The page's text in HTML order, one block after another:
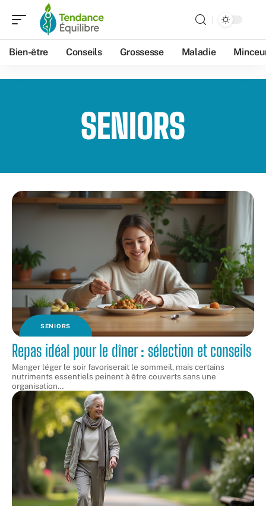
Bien-être Conseils Grossesse Maladie
SENIORS
SENIORS
Repas idéal pour le dîner : sélection et conseils
Manger léger le soir favoriserait le sommeil, mais certains
nutriments essentiels peinent à être couverts sans une
organisation…